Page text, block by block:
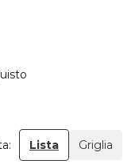
Lista Griglia